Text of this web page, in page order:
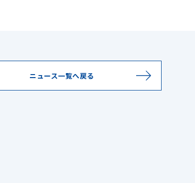
ニュース一覧へ戻る